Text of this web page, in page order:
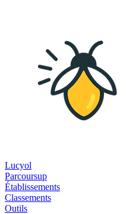
Lucyol
Parcoursup
Établissements
Classements
Outils